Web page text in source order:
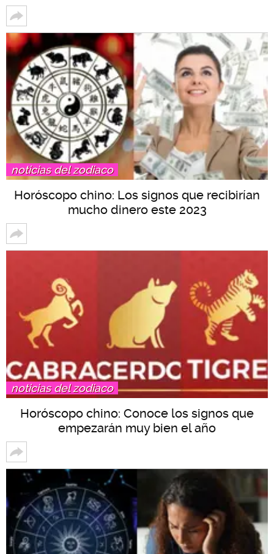
noticias del zodiaco
Horóscopo chino: Los signos que recibirían
mucho dinero este 2023
noticias del zodiaco
Horóscopo chino: Conoce los signos que
empezarán muy bien el año